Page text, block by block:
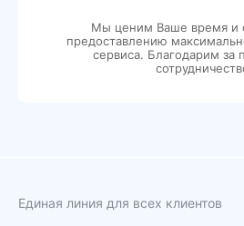
Мы ценим Ваше время и
предоставлению
сервиса. Благодарим за
Единая линия для всех клиентов